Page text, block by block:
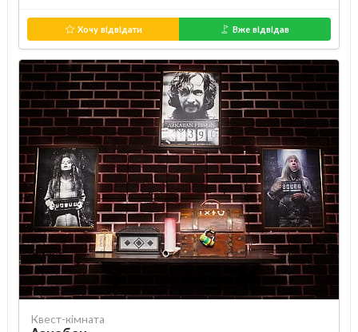
Хочу відвідати Вже відвідав
Квест-кімната